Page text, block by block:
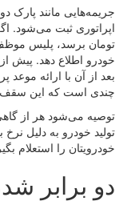
جریمه‌هایی مانند پارک
اپراتوری ثبت می‌شود.
تومان برسد، پلیس
خودرو اطلاع دهد. پیش
بعد از آن با ارائه موعد
چندی است که این سقف
توصیه می‌شود هر از گاهی
تولید خودرو به دلیل نرخ
خودرویتان را استعلام بگیرد.
دو برابر